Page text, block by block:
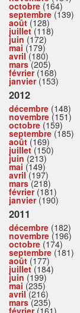
octobre (164)
septembre (139)
août (128)
juillet(118)
juin (172)
mai (179)
avril(180)
mars(205)
février(168)
janvier(153)
2012
décembre (148)
novembre (151)
octobre (159)
septembre (185)
août (169)
juillet(150)
juin (213)
mai (149)
avril(197)
mars(218)
février(181)
janvier(190)
2011
décembre (182)
novembre (196)
octobre (174)
septembre (181)
août (177)
juillet(184)
juin (199)
mai (235)
avril(216)
mars(235)
février(161)